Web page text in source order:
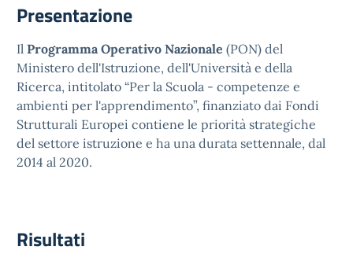
Presentazione
Il Programma Operativo Nazionale (PON) del
Ministero dell'Istruzione, dell'Università e della
Ricerca, intitolato “Per la Scuola - competenze e
ambienti per l'apprendimento”, finanziato dai Fondi
Strutturali Europei contiene le priorità strategiche
del settore istruzione e ha una durata settennale, dal
2014 al 2020.
Risultati